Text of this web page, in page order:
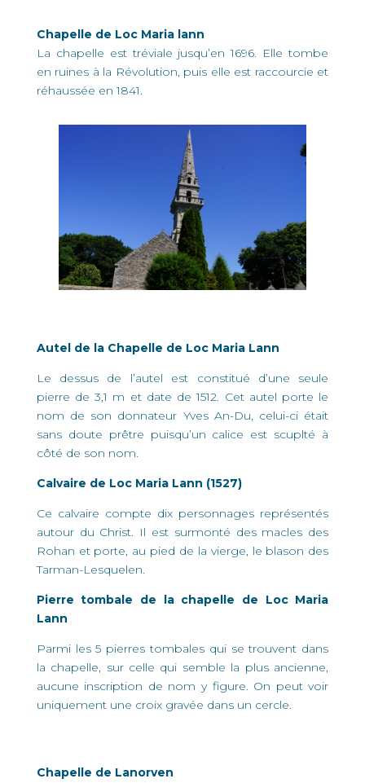
Chapelle de Loc Maria lann
La chapelle est tréviale jusqu’en 1696. Elle tombe
en ruines à la Révolution, puis elle est raccourcie et
réhaussée en 1841.
Autel de la Chapelle de Loc Maria Lann
Le dessus de l’autel est constitué d’une seule
pierre de 3,1 m et date de 1512. Cet autel porte le
nom de son donnateur Yves An-Du, celui-ci était
sans doute prêtre puisqu’un calice est scuplté à
côté de son nom.
Calvaire de Loc Maria Lann (1527)
Ce calvaire compte dix personnages représentés
autour du Christ. Il est surmonté des macles des
Rohan et porte, au pied de la vierge, le blason des
Tarman-Lesquelen.
Pierre tombale de la chapelle de Loc Maria
Lann
Parmi les 5 pierres tombales qui se trouvent dans
la chapelle, sur celle qui semble la plus ancienne,
aucune inscription de nom y figure. On peut voir
uniquement une croix gravée dans un cercle.
Chapelle de Lanorven